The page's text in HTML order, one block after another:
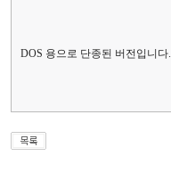
DOS 용으로 단종된 버전입니다.